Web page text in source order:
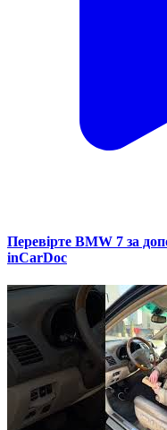
Перевірте BMW 7 за
inCarDoc